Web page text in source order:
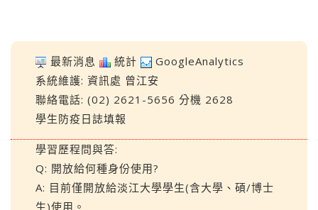
最新消息 統計
GoogleAnalytics
系統維護: 資訊處 曾江安
聯絡電話: (02) 2621-5656 分機 2628
學生防疫日誌填報
學習歷程問與答:
Q: 開放給何種身份使用?
A: 目前僅開放給淡江大學學生(含大學、碩/博士
生)使用。